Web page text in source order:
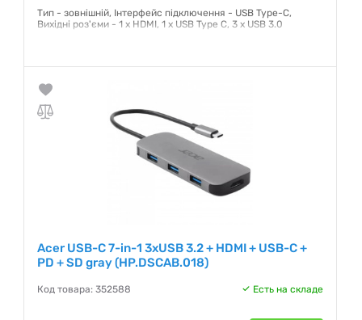
Тип - зовнішній, Інтерфейс підключення - USB Type-C,
Вихідні роз'єми - 1 x HDMI, 1 x USB Type C, 3 х USB 3.0
Acer USB-C 7-in-1 3xUSB 3.2 + HDMI + USB-C +
PD + SD gray (HP.DSCAB.018)
Код товара: 352588 Есть на складе